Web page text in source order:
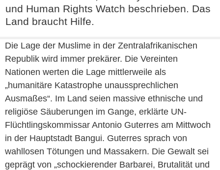
und Human Rights Watch beschrieben. Das
Land braucht Hilfe.
Die Lage der Muslime in der Zentralafrikanischen
Republik wird immer prekärer. Die Vereinten
Nationen werten die Lage mittlerweile als
„humanitäre Katastrophe unaussprechlichen
Ausmaßes“. Im Land seien massive ethnische und
religiöse Säuberungen im Gange, erklärte UN-
Flüchtlingskommissar Antonio Guterres am Mittwoch
in der Hauptstadt Bangui. Guterres sprach von
wahllosen Tötungen und Massakern. Die Gewalt sei
geprägt von „schockierender Barbarei, Brutalität und